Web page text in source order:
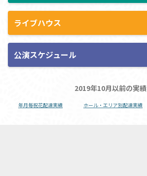
ライブハウス
公演スケジュール
2019年10月以前の実績
年月毎祝花配達実績 ホール・エリア別配達実績